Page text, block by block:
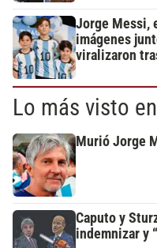
Jorge Messi,
imágenes
viralizaron
Lo más visto
Murió Jorge
Caputo y
indemnizar y